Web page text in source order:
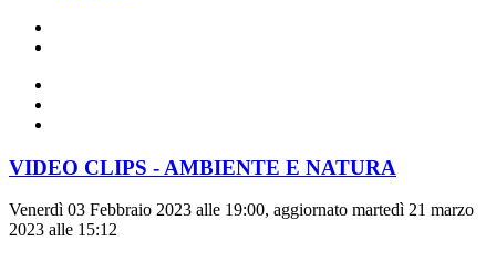
VIDEO CLIPS - AMBIENTE E NATURA
Venerdì 03 Febbraio 2023 alle 19:00, aggiornato martedì 21 marzo
2023 alle 15:12